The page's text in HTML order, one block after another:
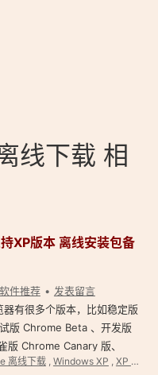
线下载 相
XP版本 离线安装包备
软件推荐
发表留言
有很多个版本，比如稳定版
版 Chrome Beta 、开发版
版 Chrome Canary 版、
官方网站放出的一般都是
离线下载, Windows XP , XP Chrome